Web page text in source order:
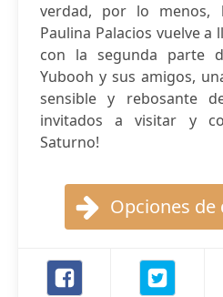
verdad, por lo menos,
Paulina Palacios vuelve
con la segunda parte
Yubooh y sus amigos,
sensible y rebosante
invitados a visitar y
Saturno!
Opciones de